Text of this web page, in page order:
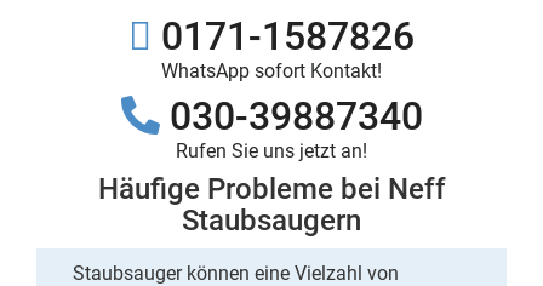
0171-1587826
WhatsApp sofort Kontakt!
030-39887340
Rufen Sie uns jetzt an!
Häufige Probleme bei Neff
Staubsaugern
Staubsauger können eine Vielzahl von